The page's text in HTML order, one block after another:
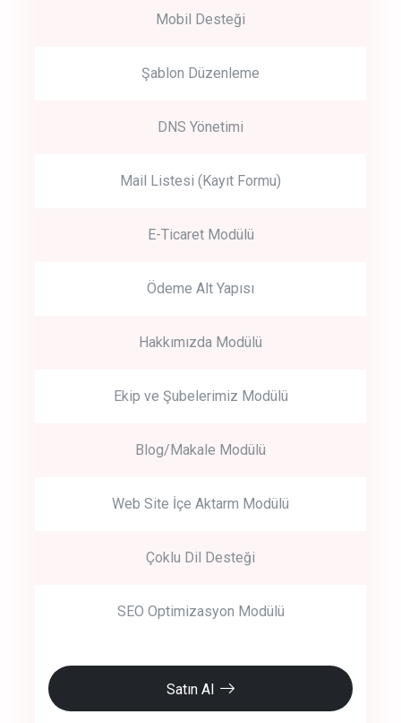
Mobil Desteği
Şablon Düzenleme
DNS Yönetimi
Mail Listesi (Kayıt Formu)
E-Ticaret Modülü
Ödeme Alt Yapısı
Hakkımızda Modülü
Ekip ve Şubelerimiz Modülü
Blog/Makale Modülü
Web Site İçe Aktarm Modülü
Çoklu Dil Desteği
SEO Optimizasyon Modülü
Satın Al